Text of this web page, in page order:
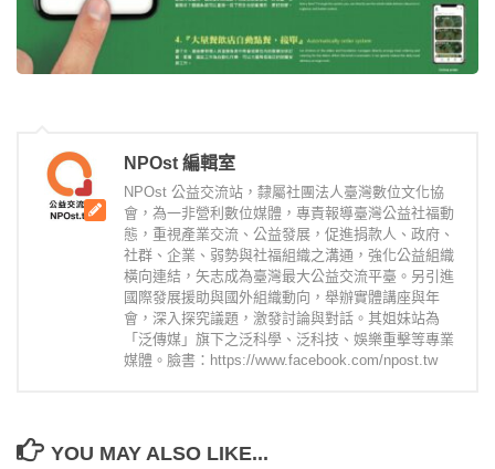
NPOst 編輯室
NPOst 公益交流站，隸屬社團法人臺灣數位文化協
會，為一非營利數位媒體，專責報導臺灣公益社福動
態，重視產業交流、公益發展，促進捐款人、政府、
社群、企業、弱勢與社福組織之溝通，強化公益組織
橫向連結，矢志成為臺灣最大公益交流平臺。另引進
國際發展援助與國外組織動向，舉辦實體講座與年
會，深入探究議題，激發討論與對話。其姐妹站為
「泛傳媒」旗下之泛科學、泛科技、娛樂重擊等專業
媒體。臉書：https://www.facebook.com/npost.tw
YOU MAY ALSO LIKE...